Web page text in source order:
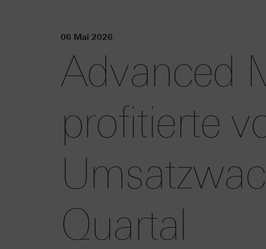
06 Mai 2026
Advanced
profitierte
Quartal